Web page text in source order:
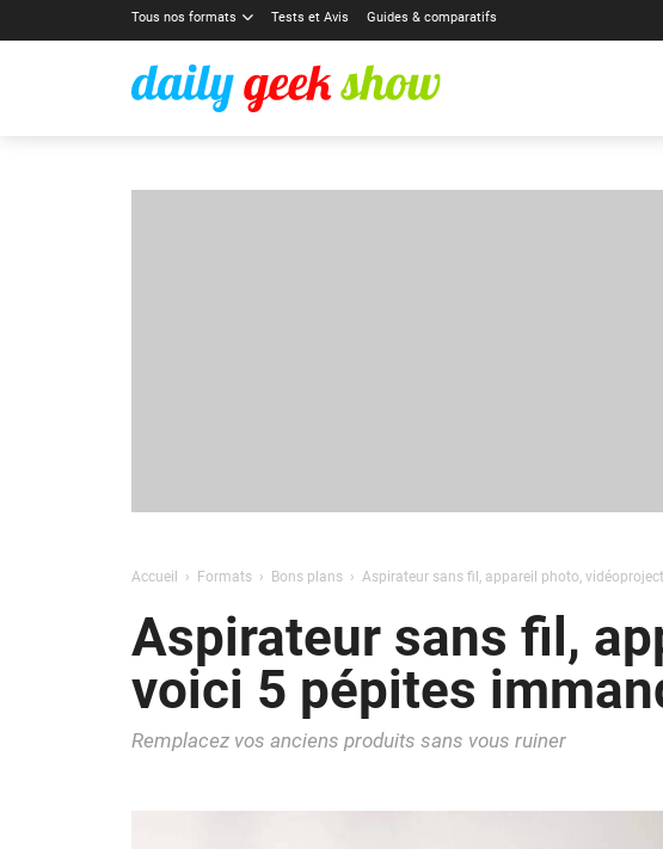
Tous nos formats Tests et Avis Guides & comparatifs
Accueil Formats Bons plans Aspirateur sans fil, appareil photo,
Aspirateur sans fil,
voici 5 pépites
Remplacez vos anciens produits sans vous ruiner